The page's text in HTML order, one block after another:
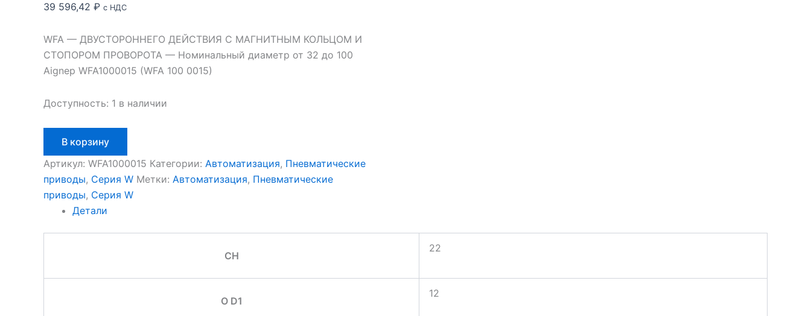
39 596,42 ₽ с НДС
WFA — ДВУСТОРОННЕГО ДЕЙСТВИЯ С МАГНИТНЫМ КОЛЬЦОМ И
СТОПОРОМ ПРОВОРОТА — Номинальный диаметр от 32 до 100
Aignep WFA1000015 (WFA 100 0015)
Доступность: 1 в наличии
товара
Aignep
WFA1000015
В корзину
Артикул: WFA1000015 Категории: Автоматизация, Пневматические
приводы, Серия W Метки: Автоматизация, Пневматические
приводы, Серия W
Детали
CH
22
O D1
12